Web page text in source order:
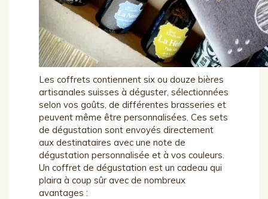
Les coffrets contiennent six ou douze bières
artisanales suisses à déguster, sélectionnées
selon vos goûts, de différentes brasseries et
peuvent même être personnalisées. Ces sets
de dégustation sont envoyés directement
aux destinataires avec une note de
dégustation personnalisée et à vos couleurs.
Un coffret de dégustation est un cadeau qui
plaira à coup sûr avec de nombreux
avantages :